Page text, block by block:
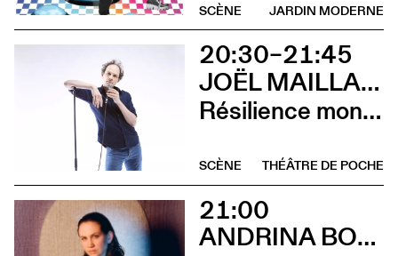
JARDIN MODERNE
SCÈNE
20:30–21:45
JOËL MAILLARD
Résilience mon cul
THÉÂTRE DE POCHE
SCÈNE
21:00
ANDRINA BOLLINGER